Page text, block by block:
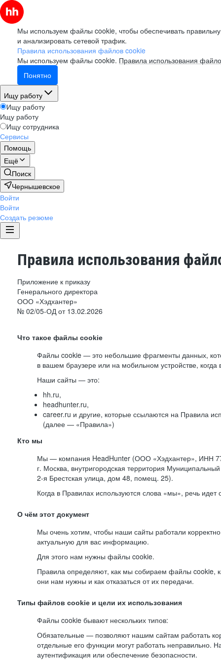
Мы используем файлы cookie, чтобы обеспечивать
и анализировать сетевой трафик.
Правила использования файлов cookie
Мы используем файлы cookie. Правила использования
Понятно
Ищу работу
Ищу работу
Ищу работу
Ищу сотрудника
Сервисы
Помощь
Ещё
Поиск
Чернышевское
Войти
Войти
Создать резюме
Правила использования
Приложение к приказу
Генерального директора
ООО «Хэдхантер»
№ 02/05-ОД от 13.02.2026
Что такое файлы cookie
Файлы cookie — это небольшие фрагменты данных,
в вашем браузере или на мобильном устройстве,
Наши сайты — это:
hh.ru,
headhunter.ru,
career.ru и другие, которые ссылаются на Правила
(далее — «Правила»)
Кто мы
Мы — компания HeadHunter (ООО «Хэдхантер», ИНН
г. Москва, внутригородская территория Муниципальный
2-я Брестская улица, дом 48, помещ. 25).
Когда в Правилах используются слова «мы», речь
О чём этот документ
Мы очень хотим, чтобы наши сайты работали
актуальную для вас информацию.
Для этого нам нужны файлы cookie.
Правила определяют, как мы собираем файлы cookie,
они нам нужны и как отказаться от их передачи.
Типы файлов cookie и цели их использования
Файлы cookie бывают нескольких типов:
Обязательные — позволяют нашим сайтам работать
отдельные его функции могут работать неправильно.
аутентификация или обеспечение безопасности.